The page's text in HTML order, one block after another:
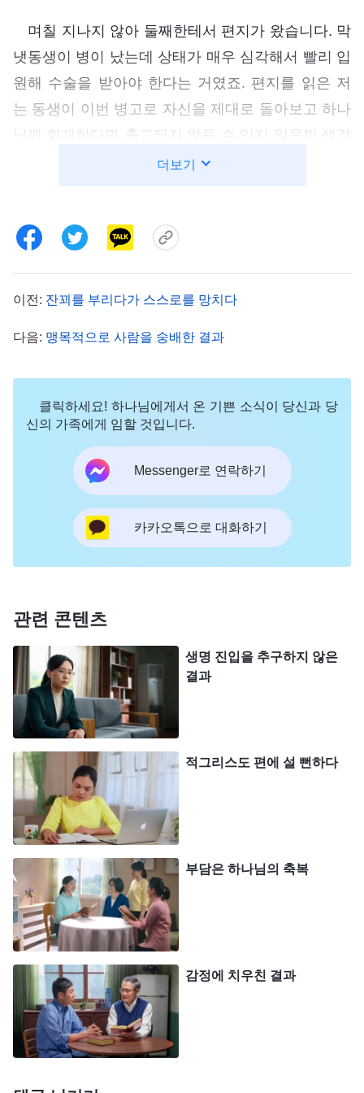
며칠 지나지 않아 둘째한테서 편지가 왔습니다. 막
냇동생이 병이 났는데 상태가 매우 심각해서 빨리 입
원해 수술을 받아야 한다는 거였죠. 편지를 읽은 저
는 동생이 이번 병고로 자신을 제대로 돌아보고 하나
님께 회개한다면 출교되지 않을 수 있지 않을까 생각
했습니다. 그래서 급히 막냇동생에게 편지를 썼죠.
돌아보며 하나님께 회개하라고요. 그런데 동생의 문
달 후 집에 들렀을 때, 저는 둘째에게서 막냇동생의
양육 사역을 맡은 후부터는 혼자서 모든 것을 결정하
은 그 자매에게 앙심을 품고 수시로 그 자매를 공격
하고 배척했다고 합니다. 또 다른 형제자매들 앞에서
까지 이간질을 해서 그 자매에 대한 선입견을 퍼뜨렸
고, 그 결과 그들은 동생의 말에 미혹돼 덩달아 그 자
매를 판단했다고도 합니다. 그 후, 그 자매의 내적 상
태가 나빠지자 동생은 자매를 돕기는커녕 형제자매
게 했답니다. 그로 인해 그 자매는 점점 소극적으로
변했고, 결국에는 더 이상 본분을 이행하지 못하는
상황이 되어 교체되었고요. 또 다른 한 자매는 내적
상태를 얘기하는 자리에서 동생한테 통제를 받는다
고 말해 동생의 미움을 샀다고 합니다. 그 후로 동생
은 온갖 꼬투리를 잡아 자매를 공격하는 한편, 다른
형제자매들 앞에서 자매를 판단하고 깎아내렸다고
합니다. 억압을 받으며 마음이 너무 괴롭고 힘들었던
자매는 내적 상태가 소극적으로 변했고, 그러자 동생
은 또 이를 기회 삼아 리더와 형제자매들 앞에서 그
자매는성령역사가 없어서 본분을 이행하지 못하니
교체하고 싶다고 말했답니다. 이렇듯 동생이 끊임없
이 사람을 억압하고 괴롭히며 수시로 형제자매를 배
척하고 깎아내리자 그들은 내적 상태에 영향을 받았
고, 사역은 줄곧 지지부진하여 성과를 내지 못했으
며, 양육 사역에 심각한 차질이 생겼습니다. 리더가
몇 번이나 동생을 폭로하고 도우려고 했지만, 동생은
더보기
이전: 잔꾀를 부리다가 스스로를 망치다
다음: 맹목적으로 사람을 숭배한 결과
클릭하세요! 하나님에게서 온 기쁜 소식이 당신과 당
신의 가족에게 임할 것입니다.
Messenger로 연락하기
카카오톡으로 대화하기
관련 콘텐츠
생명 진입을 추구하지 않은
결과
적그리스도 편에 설 뻔하다
부담은 하나님의 축복
감정에 치우친 결과